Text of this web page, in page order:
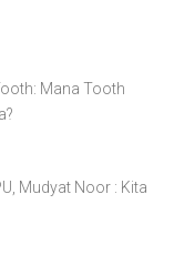
Mana Tooth
Mudyat Noor : Kita